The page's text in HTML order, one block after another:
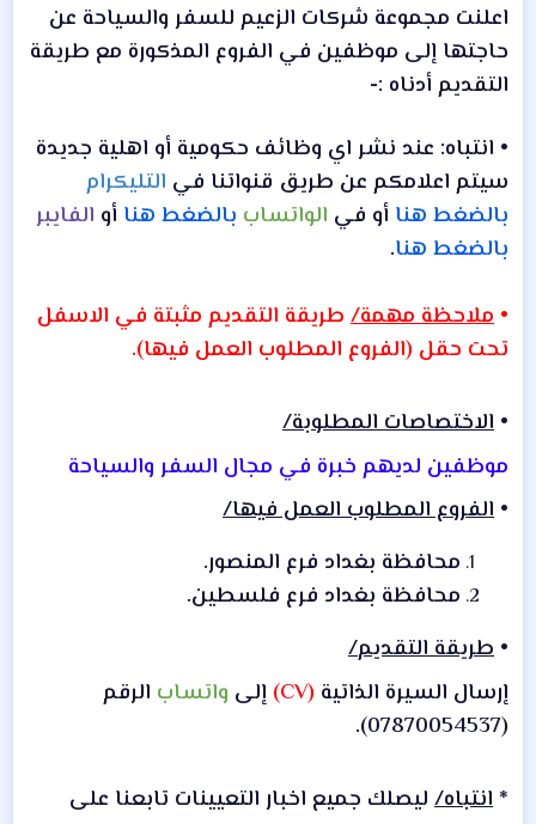
اعلنت مجموعة شركات الزعيم للسفر والسياحة عن
حاجتها إلى موظفين في الفروع المذكورة مع طريقة
التقديم أدناه :-
• انتباه: عند نشر اي وظائف حكومية أو اهلية جديدة
سيتم اعلامكم عن طريق قنواتنا في التليكرام
بالضغط هنا أو في الواتساب بالضغط هنا أو الفايبر
بالضغط هنا.
• ملاحظة مهمة/ طريقة التقديم مثبتة في الاسفل
تحت حقل (الفروع المطلوب العمل فيها).
• الاختصاصات المطلوبة/
موظفين لديهم خبرة في مجال السفر والسياحة
• الفروع المطلوب العمل فيها/
محافظة بغداد فرع المنصور.
محافظة بغداد فرع فلسطين.
• طريقة التقديم/
إرسال السيرة الذاتية (CV) إلى واتساب الرقم
(07870054537).
* انتباه/ ليصلك جميع اخبار التعيينات تابعنا على